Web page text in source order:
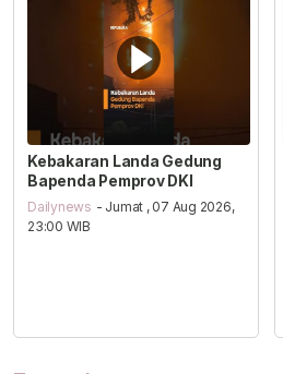
Kebakaran Landa Gedung
Bapenda Pemprov DKI
Dailynews - Jumat , 07 Aug 2026,
23:00 WIB